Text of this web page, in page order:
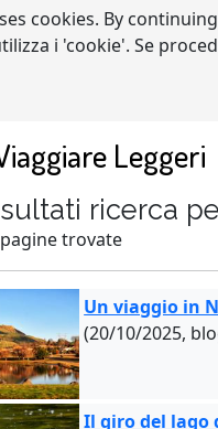
cookies. By
i 'cookie'. Se
Leggeri
ricerca
pagine trovate
Un viaggio in
(20/10/2025,
Il giro del lago